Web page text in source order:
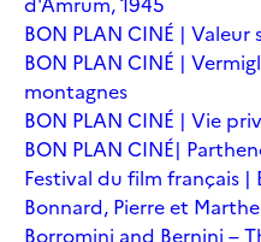
BON PLAN CINÉ |
BON PLAN CINÉ |
montagnes
BON PLAN CINÉ | Vie
BON PLAN CINÉ|
Festival du film français |
Bonnard, Pierre et Marthe
Borromini and Bernini –